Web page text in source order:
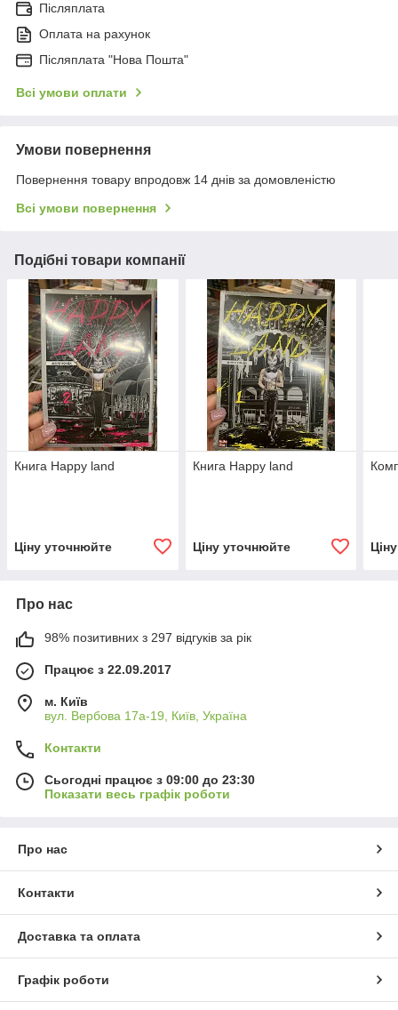
Післяплата
Оплата на рахунок
Післяплата "Нова Пошта"
Всі умови оплати
Умови повернення
Повернення товару впродовж 14 днів за домовленістю
Всі умови повернення
Подібні товари компанії
Книга Happy land
Ціну уточнюйте
Книга Happy land
Ціну уточнюйте
Про нас
98% позитивних з 297 відгуків за рік
Працює з 22.09.2017
м. Київ
вул. Вербова 17а-19, Київ, Україна
Контакти
Сьогодні працює з 09:00 до 23:30
Показати весь графік роботи
Про нас
Контакти
Доставка та оплата
Графік роботи